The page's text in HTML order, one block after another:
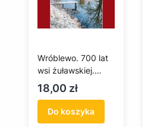
Wróblewo. 700 lat
wsi żuławskiej.
Moja mała ojczyzna
Cena
18,00 zł
Do koszyka